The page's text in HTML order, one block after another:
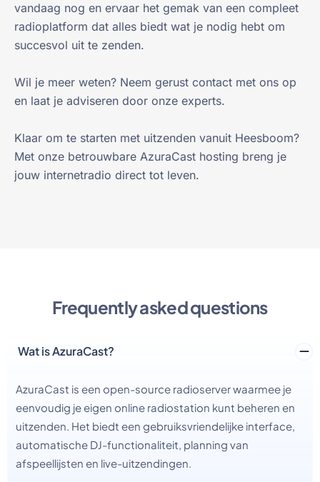
vandaag nog en ervaar het gemak van een compleet
radioplatform dat alles biedt wat je nodig hebt om
succesvol uit te zenden.
Wil je meer weten? Neem gerust contact met ons op
en laat je adviseren door onze experts.
Klaar om te starten met uitzenden vanuit Heesboom?
Met onze betrouwbare AzuraCast hosting breng je
jouw internetradio direct tot leven.
Frequently asked questions
Wat is AzuraCast?
AzuraCast is een open-source radioserver waarmee je
eenvoudig je eigen online radiostation kunt beheren en
uitzenden. Het biedt een gebruiksvriendelijke interface,
automatische DJ-functionaliteit, planning van
afspeellijsten en live-uitzendingen.